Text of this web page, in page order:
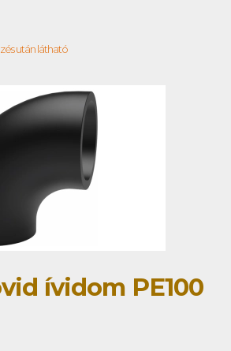
után látható
ívidom PE100